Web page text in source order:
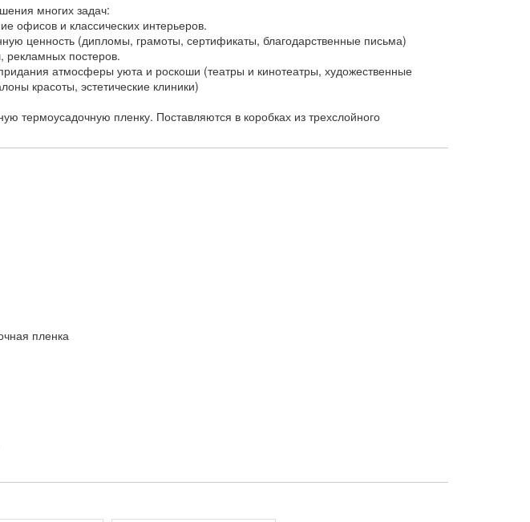
многих задач:
офисов и классических интерьеров.
ценность (дипломы, грамоты, сертификаты, благодарственные письма)
постеров.
атмосферы уюта и роскоши (театры и кинотеатры, художественные
красоты, эстетические клиники)
термоусадочную пленку. Поставляются в коробках из трехслойного
пленка